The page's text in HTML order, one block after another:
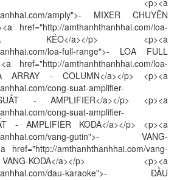
a></p> <p><a
amply">- MIXER CHUYÊN
href="http://amthanhthanhhai.com/loa-
KÉO</a></p> <p><a
loa-full-range">- LOA FULL
href="http://amthanhthanhhai.com/loa-
ARRAY - COLUMN</a></p> <p><a
cong-suat-amplifier-
- AMPLIFIER</a></p> <p><a
cong-suat-amplifier-
- AMPLIFIER KODA</a></p> <p><a
vang-gutin">- VANG-
href="http://amthanhthanhhai.com/vang-
KODA</a></p> <p><a
dau-karaoke">- ĐẦU